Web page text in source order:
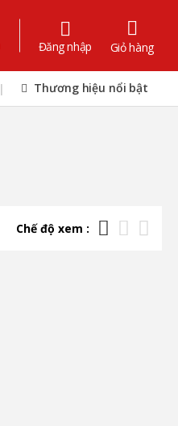
Đăng nhập Giỏ hàng
| Thương hiệu nổi bật
Chế độ xem :